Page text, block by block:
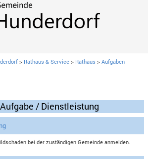
> Rathaus & Service > Rathaus >Aufgaben
/ Dienstleistung
bei der zuständigen Gemeinde anmelden.